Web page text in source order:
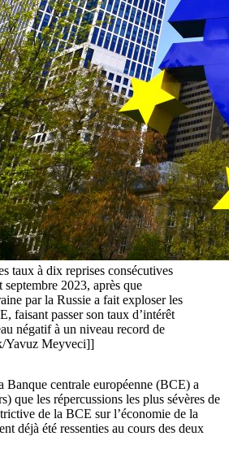
taux à dix reprises consécutives
2023, après que
par la Russie a fait exploser les
faisant passer son taux d’intérêt
négatif à un niveau record de
Yavuz Meyveci]]
Banque centrale européenne (BCE) a
que les répercussions les plus sévères de
de la BCE sur l’économie de la
déjà été ressenties au cours des deux